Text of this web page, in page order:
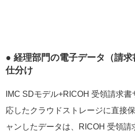
● 経理部門の電子データ（請
仕分け
IMC SDモデル+RICOH 受領請求
応したクラウドストレージに直接
ャンしたデータは、RICOH 受領請